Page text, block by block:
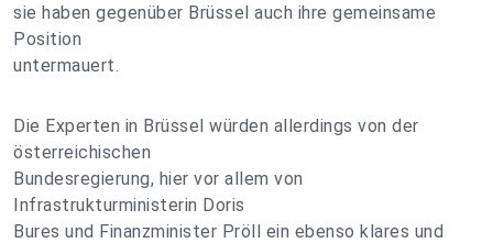
sie haben gegenüber Brüssel auch ihre gemeinsame
Position
untermauert.
Die Experten in Brüssel würden allerdings von der
österreichischen
Bundesregierung, hier vor allem von
Infrastrukturministerin Doris
Bures und Finanzminister Pröll ein ebenso klares und